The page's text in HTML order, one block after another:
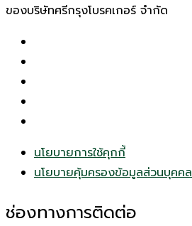
ของบริษัทศรีกรุงโบรคเกอร์ จำกัด
นโยบายการใช้คุกกี้
นโยบายคุ้มครองข้อมูลส่วนบุคคล
ช่องทางการติดต่อ